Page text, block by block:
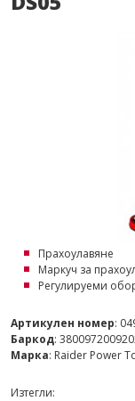
Прахоулавяне
Маркуч за
Регулируеми
Артикулен номер:
Баркод:
Марка: Raider Power
Изтегли: